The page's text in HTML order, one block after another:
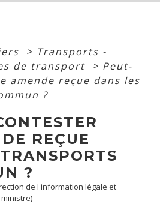
> Transports -
de transport > Peut-
amende reçue dans les
?
REÇUE
?
de l'information légale et